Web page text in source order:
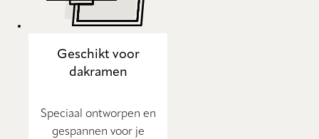
Geschikt voor
dakramen
Speciaal ontworpen en
gespannen voor je